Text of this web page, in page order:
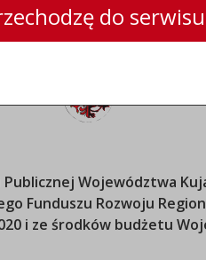
PublicznejWojewództwa
Funduszu Rozwoju
i ze środków budżetu
do serwisu